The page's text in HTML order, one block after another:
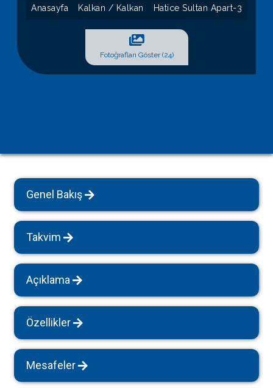
Anasayfa Kalkan / Kalkan Hatice Sultan Apart-3
Fotoğrafları Göster (24)
Genel Bakış
Takvim
Açıklama
Özellikler
Mesafeler